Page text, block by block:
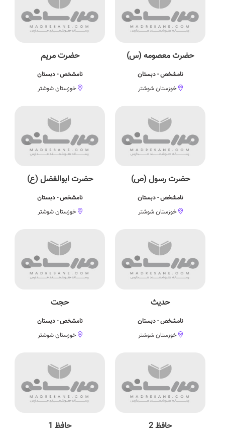
حضرت معصومه (س)
نامشخص - دبستان
خوزستان شوشتر
حضرت مریم
نامشخص - دبستان
خوزستان شوشتر
حضرت رسول (ص)
نامشخص - دبستان
خوزستان شوشتر
حضرت ابوالفضل (ع)
نامشخص - دبستان
خوزستان شوشتر
حدیث
نامشخص - دبستان
خوزستان شوشتر
حجت
نامشخص - دبستان
خوزستان شوشتر
حافظ 2 حافظ 1